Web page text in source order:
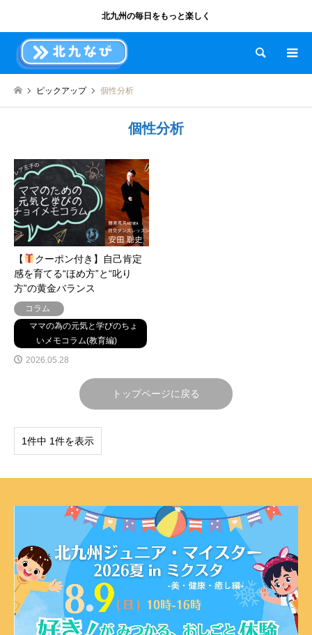
北九州の毎日をもっと楽しく
検索
ピックアップ 個性分析
個性分析
【
クーポン付き】自己肯定
感を育てる“ほめ方”と“叱り
方”の黄金バランス
コラム
ママの為の元気と学びのちょ
いメモコラム(教育編)
2026.05.28
トップページに戻る
1件中 1件を表示